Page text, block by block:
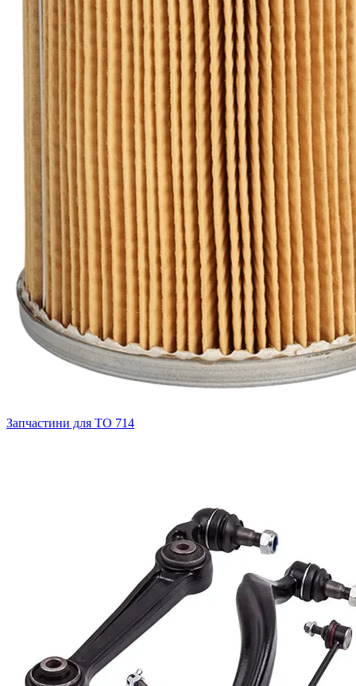
Запчастини для ТО 714